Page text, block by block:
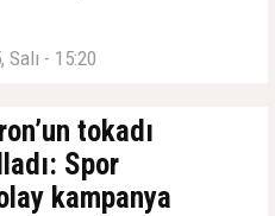
Salı - 15:20
tokadı
Spor
kampanya